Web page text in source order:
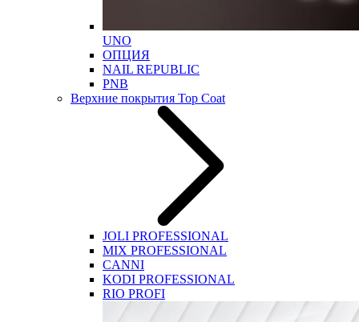
UNO
ОПЦИЯ
NAIL REPUBLIC
PNB
Верхние покрытия Top Coat
JOLI PROFESSIONAL
MIX PROFESSIONAL
CANNI
KODI PROFESSIONAL
RIO PROFI